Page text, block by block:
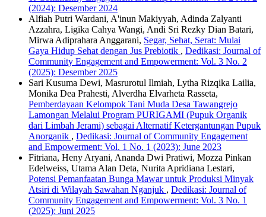
(2024): Desember 2024
Alfiah Putri Wardani, A'inun Makiyyah, Adinda Zalyanti
Azzahra, Ligika Cahya Wangi, Andi Sri Rezky Dian Batari,
Mirwa Adiprahara Anggarani, Segar, Sehat, Serat: Mulai
Gaya Hidup Sehat dengan Jus Prebiotik , Dedikasi: Journal of
Community Engagement and Empowerment: Vol. 3 No. 2
(2025): Desember 2025
Sari Kusuma Dewi, Masrurotul Ilmiah, Lytha Rizqika Lailia,
Monika Dea Prahesti, Alverdha Elvarheta Rasseta,
Pemberdayaan Kelompok Tani Muda Desa Tawangrejo
Lamongan Melalui Program PURIGAMI (Pupuk Organik
dari Limbah Jerami) sebagai Alternatif Ketergantungan Pupuk
Anorganik , Dedikasi: Journal of Community Engagement
and Empowerment: Vol. 1 No. 1 (2023): June 2023
Fitriana, Heny Aryani, Ananda Dwi Pratiwi, Mozza Pinkan
Edelweiss, Utama Alan Deta, Nurita Apridiana Lestari,
Potensi Pemanfaatan Bunga Mawar untuk Produksi Minyak
Atsiri di Wilayah Sawahan Nganjuk , Dedikasi: Journal of
Community Engagement and Empowerment: Vol. 3 No. 1
(2025): Juni 2025